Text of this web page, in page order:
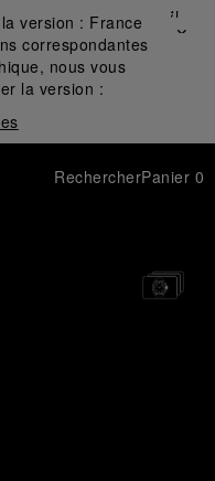
version : France
correspondantes
nous vous
la version :
Fermer
✕
RechercherPanier 0